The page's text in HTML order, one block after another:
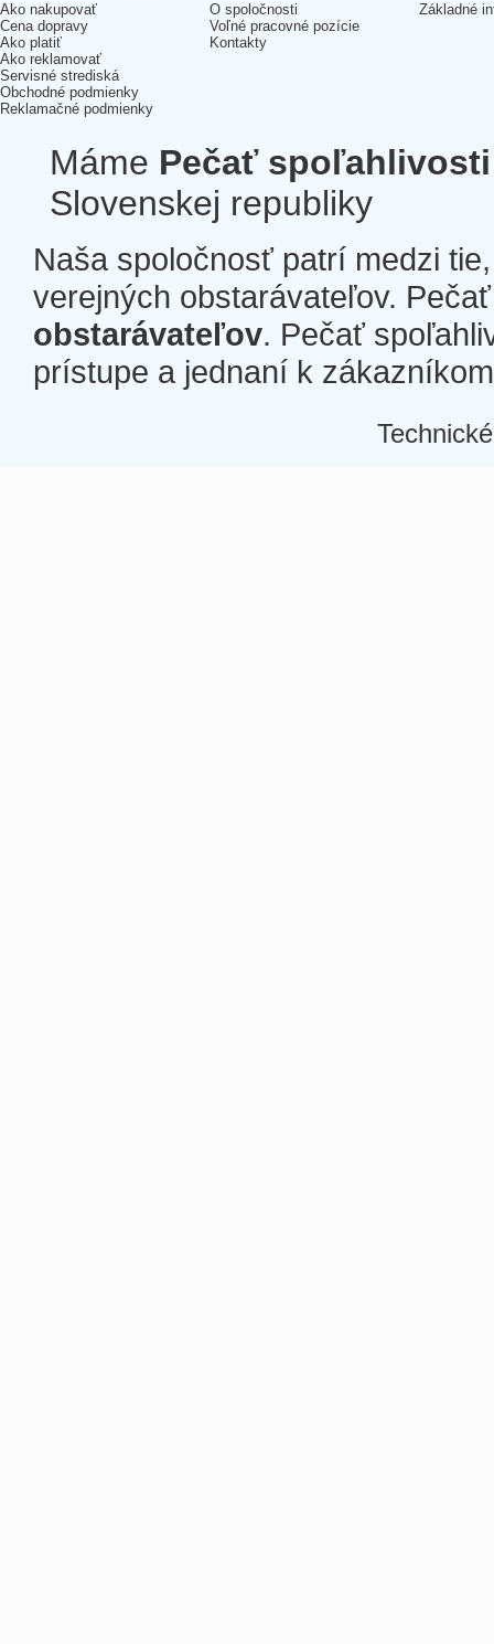
Ako nakupovať
Cena dopravy
Ako platiť
Ako reklamovať
Servisné strediská
Obchodné podmienky
Reklamačné podmienky
O spoločnosti
Voľné pracovné pozície
Kontakty
Základné
Máme Pečať spoľahlivosti
Slovenskej republiky
Naša spoločnosť patrí medzi
verejných obstarávateľov.
obstarávateľov. Pečať
prístupe a jednaní k